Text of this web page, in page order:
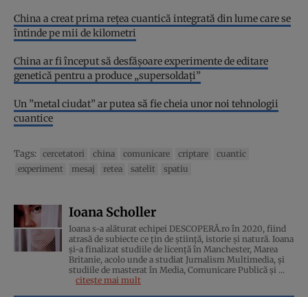
China a creat prima rețea cuantică integrată din lume care se
întinde pe mii de kilometri
China ar fi început să desfășoare experimente de editare
genetică pentru a produce „supersoldați”
Un ”metal ciudat” ar putea să fie cheia unor noi tehnologii
cuantice
Tags: cercetatori china comunicare criptare
cuantic
experiment
mesaj retea satelit spatiu
Ioana Scholler
Ioana s-a alăturat echipei DESCOPERĂ.ro în 2020, fiind
atrasă de subiecte ce țin de știință, istorie și natură. Ioana
și-a finalizat studiile de licență în Manchester, Marea
Britanie, acolo unde a studiat Jurnalism Multimedia, și
studiile de masterat în Media, Comunicare Publică și ...
citește mai mult